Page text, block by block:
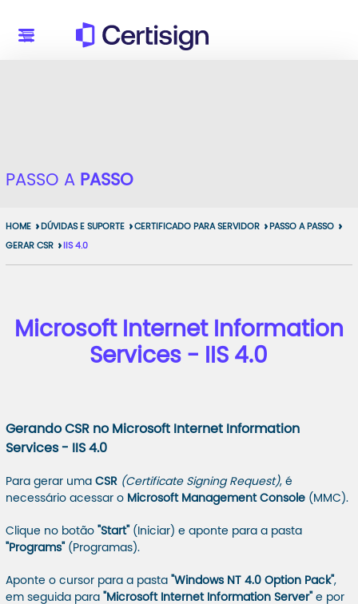
PASSO A PASSO
HOME DÚVIDAS E SUPORTE CERTIFICADO PARA SERVIDOR PASSO A PASSO
GERAR CSR IIS 4.0
Microsoft Internet Information
Services - IIS 4.0
Gerando CSR no Microsoft Internet Information
Services - IIS 4.0
Para gerar uma CSR (Certificate Signing Request), é
necessário acessar o Microsoft Management Console(MMC).
Clique no botão "Start" (Iniciar) e aponte para a pasta
"Programs" (Programas).
Aponte o cursor para a pasta "Windows NT 4.0 Option Pack" ,
em seguida para
"Microsoft Internet Information Server" e por